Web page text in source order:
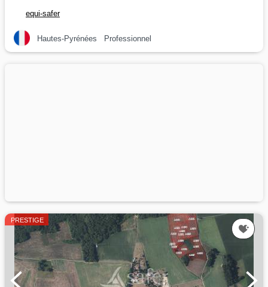
equi-safer
Hautes-Pyrénées Professionnel
PRESTIGE